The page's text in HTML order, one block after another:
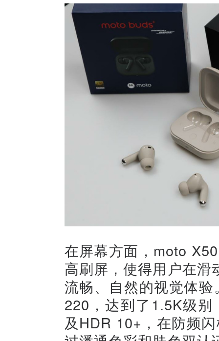
在屏幕方面，moto
高刷屏，使得用户在
流畅、自然的视觉体
220，达到了1.5K级
及HDR 10+，在防频